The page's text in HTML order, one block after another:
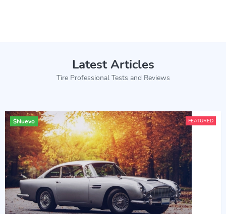
Latest Articles
Tire Professional Tests and Reviews
FEATURED
$Nuevo